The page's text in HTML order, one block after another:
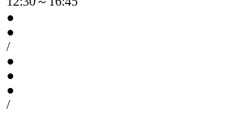
●
●
/
●
●
●
/